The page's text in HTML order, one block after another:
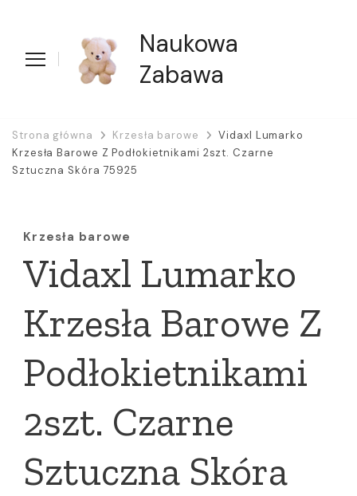
Naukowa
Zabawa
Strona główna Krzesła barowe
Vidaxl Lumarko
Krzesła Barowe Z Podłokietnikami 2szt. Czarne
Sztuczna Skóra 75925
Krzesła barowe
Vidaxl Lumarko
Krzesła Barowe Z
Podłokietnikami
2szt. Czarne
Sztuczna Skóra